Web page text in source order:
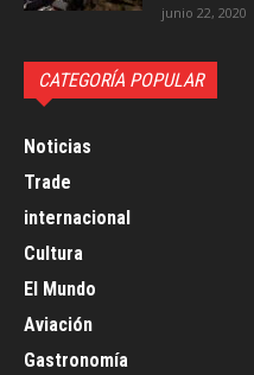
junio 22, 2020
CATEGORÍA POPULAR
Noticias
Trade
internacional
Cultura
El Mundo
Aviación
Gastronomía